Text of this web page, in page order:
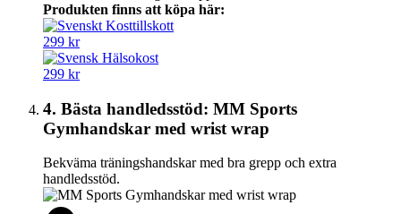
Produkten finns att köpa här:
299 kr
299 kr
4. Bästa handledsstöd: MM Sports
Gymhandskar med wrist wrap
Bekväma träningshandskar med bra grepp och extra
handledsstöd.